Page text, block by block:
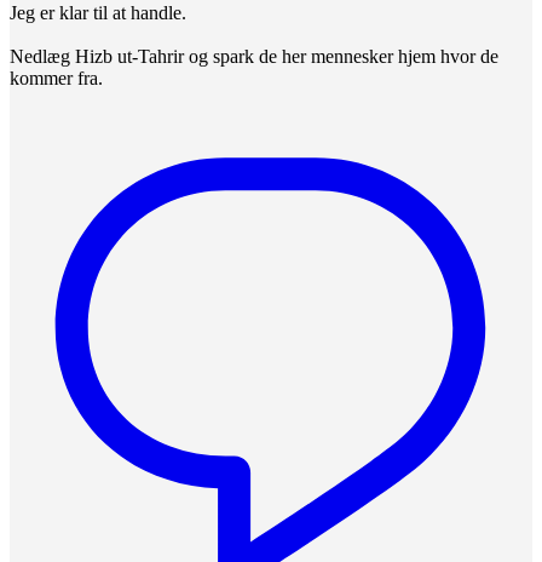
Jeg er klar til at handle.
Nedlæg Hizb ut-Tahrir og spark de her mennesker hjem hvor de
kommer fra.